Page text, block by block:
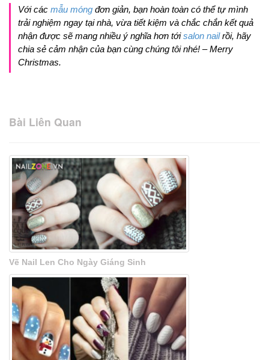
Với các mẫu móng đơn giản, bạn hoàn toàn có thể tự mình
trải nghiệm ngay tại nhà, vừa tiết kiệm và chắc chắn kết quả
nhận được sẽ mang nhiều ý nghĩa hơn tớisalon nailrồi, hãy
chia sẻ cảm nhận của bạn cùng chúng tôi nhé! – Merry
Christmas.
Bài Liên Quan
Vẽ Nail Len Cho Ngày Giáng Sinh